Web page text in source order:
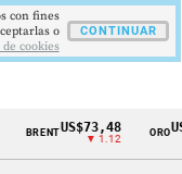
BRENTUS$73,48
▼ 1.12
ORO
con fines
o
cookies
CONTINUAR